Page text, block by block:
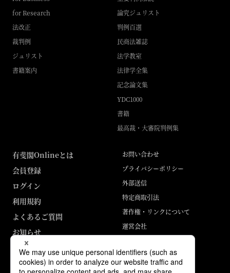
for Research
法改正
裁判例
ジュリスト
書籍案内
論究ジュリスト
判例百選
民商法雑誌
法学教室
法律学全集
記念論文集
YDC1000
書籍
最高裁・大審院判例集
有斐閣Onlineとは
会員登録
ログイン
利用規約
よくあるご質問
お知らせ
お問い合わせ
プライバシーポリシー
外部送信
特定商取引法
著作権・リンクについて
運営会社